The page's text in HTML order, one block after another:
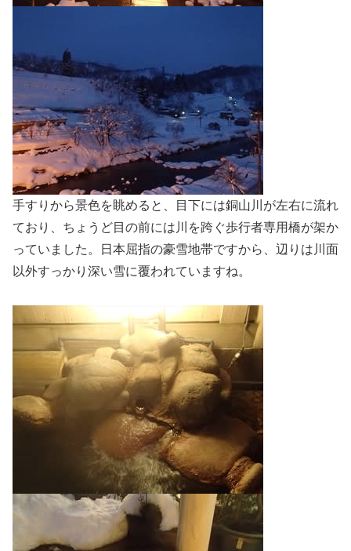
手すりから景色を眺めると、目下には銅山川が左右に流れ
ており、ちょうど目の前には川を跨ぐ歩行者専用橋が架か
っていました。日本屈指の豪雪地帯ですから、辺りは川面
以外すっかり深い雪に覆われていますね。